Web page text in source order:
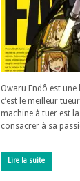
Owaru Endô est
c’est le meilleur
machine à tuer est
consacrer à sa
…
Lire la suite